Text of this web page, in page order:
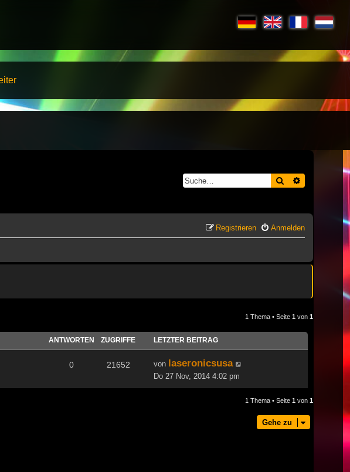
Suche Erweiterte
Anmelden
Registrieren
1 Thema • Seite 1 von 1
ANTWORTEN ZUGRIFFE LETZTER BEITRAG
0 21652 von laseronicsusa
Do 27 Nov, 2014 4:02 pm
1 Thema • Seite 1 von 1
Gehe zu